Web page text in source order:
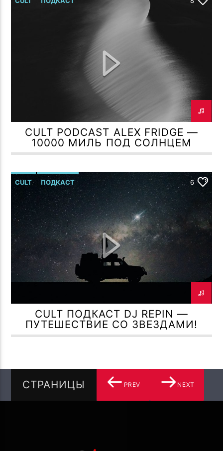
CULT PODCAST ALEX FRIDGE —
10000 МИЛЬ ПОД СОЛНЦЕМ
CULT ПОДКАСТ 6
CULT ПОДКАСТ DJ REPIN —
ПУТЕШЕСТВИЕ СО ЗВЕЗДАМИ!
СТРАНИЦЫ PREV NEXT